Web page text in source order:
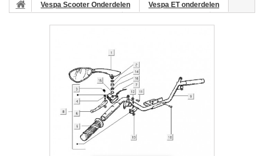
Vespa Scooter Onderdelen
Vespa ET onderdelen